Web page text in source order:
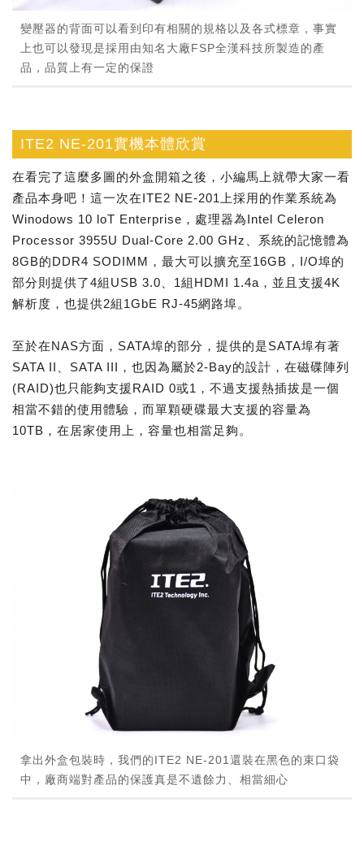
變壓器的背面可以看到印有相關的規格以及各式標章，事實
上也可以發現是採用由知名大廠FSP全漢科技所製造的產
品，品質上有一定的保證
ITE2 NE-201實機本體欣賞
在看完了這麼多圖的外盒開箱之後，小編馬上就帶大家一看
產品本身吧！這一次在ITE2 NE-201上採用的作業系統為
Winodows 10 loT Enterprise，處理器為Intel Celeron
Processor 3955U Dual-Core 2.00 GHz、系統的記憶體為
8GB的DDR4 SODIMM，最大可以擴充至16GB，I/O埠的
部分則提供了4組USB 3.0、1組HDMI 1.4a，並且支援4K
解析度，也提供2組1GbE RJ-45網路埠。
至於在NAS方面，SATA埠的部分，提供的是SATA埠有著
SATA II、SATA III，也因為屬於2-Bay的設計，在磁碟陣列
(RAID)也只能夠支援RAID 0或1，不過支援熱插拔是一個
相當不錯的使用體驗，而單顆硬碟最大支援的容量為
10TB，在居家使用上，容量也相當足夠。
拿出外盒包裝時，我們的ITE2 NE-201還裝在黑色的束口袋
中，廠商端對產品的保護真是不遺餘力、相當細心